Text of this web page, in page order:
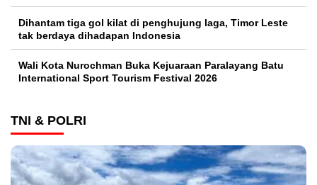
Dihantam tiga gol kilat di penghujung laga, Timor Leste
tak berdaya dihadapan Indonesia
Wali Kota Nurochman Buka Kejuaraan Paralayang Batu
International Sport Tourism Festival 2026
TNI & POLRI